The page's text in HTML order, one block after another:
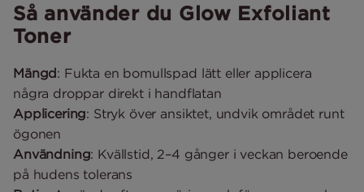
Så använder du Glow Exfoliant
Toner
Mängd: Fukta en bomullspad lätt eller applicera
några droppar direkt i handflatan
Applicering: Stryk över ansiktet, undvik området runt
ögonen
Användning: Kvällstid, 2–4 gånger i veckan beroende
på hudens tolerans